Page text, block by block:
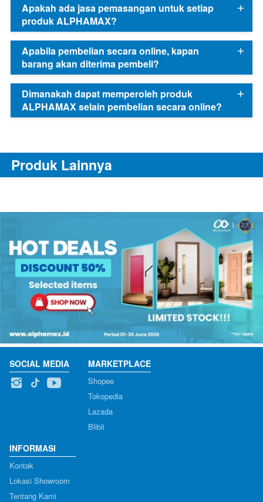
Apakah ada jasa pemasangan untuk setiap
produk ALPHAMAX?
Apabila pembelian secara online, kapan
barang akan diterima pembeli?
Dimanakah dapat memperoleh produk
ALPHAMAX selain pembelian secara online?
Produk Lainnya
SOCIAL MEDIA MARKETPLACE
Shopee
Tokopedia
Lazada
Blibli
INFORMASI
Kontak
Lokasi Showroom
Tentang Kami